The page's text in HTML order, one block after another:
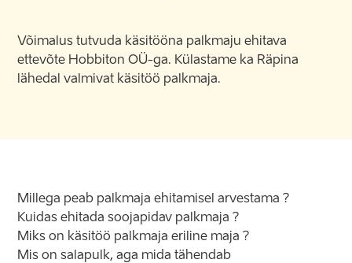
Võimalus tutvuda käsitööna palkmaju ehitava
ettevõte Hobbiton OÜ-ga. Külastame ka Räpina
lähedal valmivat käsitöö palkmaja.
Millega peab palkmaja ehitamisel arvestama ?
Kuidas ehitada soojapidav palkmaja ?
Miks on käsitöö palkmaja eriline maja ?
Mis on salapulk, aga mida tähendab